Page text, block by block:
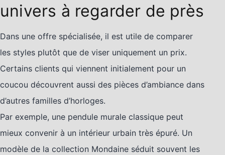
univers à regarder de près
Dans une offre spécialisée, il est utile de comparer
les styles plutôt que de viser uniquement un prix.
Certains clients qui viennent initialement pour un
coucou découvrent aussi des pièces d’ambiance dans
d’autres familles d’horloges.
Par exemple, une pendule murale classique peut
mieux convenir à un intérieur urbain très épuré. Un
modèle de la collection Mondaine séduit souvent les